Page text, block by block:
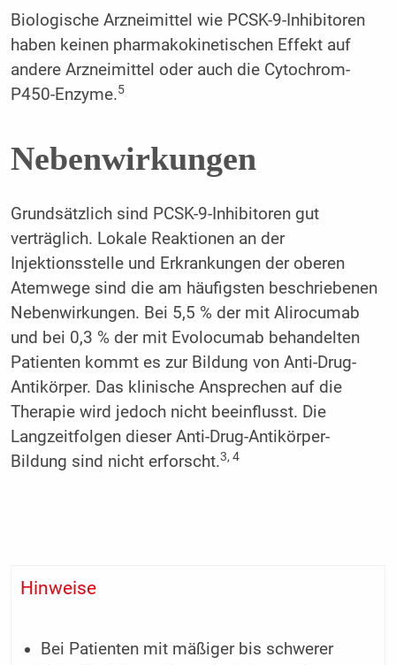
Biologische Arzneimittel wie PCSK-9-Inhibitoren
haben keinen pharmakokinetischen Effekt auf
andere Arzneimittel oder auch die Cytochrom-
P450-Enzyme.5
Nebenwirkungen
Grundsätzlich sind PCSK-9-Inhibitoren gut
verträglich. Lokale Reaktionen an der
Injektionsstelle und Erkrankungen der oberen
Atemwege sind die am häufigsten beschriebenen
Nebenwirkungen. Bei 5,5 % der mit Alirocumab
und bei 0,3 % der mit Evolocumab behandelten
Patienten kommt es zur Bildung von Anti-Drug-
Antikörper. Das klinische Ansprechen auf die
Therapie wird jedoch nicht beeinflusst. Die
Langzeitfolgen dieser Anti-Drug-Antikörper-
Bildung sind nicht erforscht.3, 4
Hinweise
Bei Patienten mit mäßiger bis schwerer